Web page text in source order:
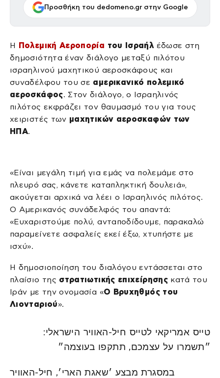
Προσθήκη του dedomeno.gr στην Google
Η Πολεμική Αεροπορία του Ισραήλ έδωσε στη
δημοσιότητα έναν διάλογο μεταξύ πιλότου
ισραηλινού μαχητικού αεροσκάφους και
συναδέλφου του σε αμερικανικό πολεμικό
αεροσκάφος. Στον διάλογο, ο Ισραηλινός
πιλότος εκφράζει τον θαυμασμό του για τους
χειριστές των μαχητικών αεροσκαφών των
ΗΠΑ.
«Είναι μεγάλη τιμή για εμάς να πολεμάμε στο
πλευρό σας, κάνετε καταπληκτική δουλειά»,
ακούγεται αρχικά να λέει ο Ισραηλινός πιλότος.
Ο Αμερικανός συνάδελφός του απαντά:
«Ευχαριστούμε πολύ, ανταποδίδουμε, παρακαλώ
παραμείνετε ασφαλείς εκεί έξω, χτυπήστε με
ισχύ».
Η δημοσιοποίηση του διαλόγου εντάσσεται στο
πλαίσιο της στρατιωτικής επιχείρησηςκατά του
Ιράν με την ονομασία «Ο Βρυχηθμός του
Λιονταριού».
טייס אמריקאי לטייס חיל-האוויר הישראלי:
״תשמרו על עצמכם, תתקפו בעוצמה״
במסגרת מבצע ׳שאגת הארי׳, חיל-האוויר